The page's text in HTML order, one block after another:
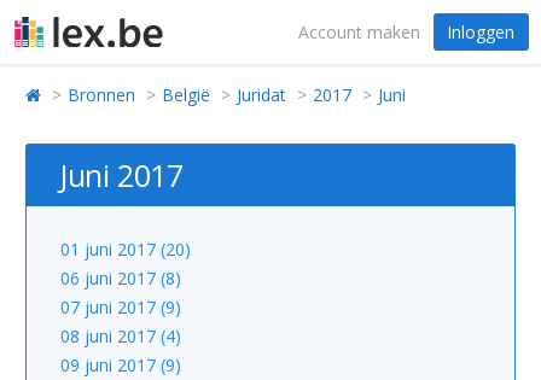
Account maken Inloggen
Bronnen België Juridat 2017 Juni
Juni 2017
01 juni 2017 (20)
06 juni 2017 (8)
07 juni 2017 (9)
08 juni 2017 (4)
09 juni 2017 (9)